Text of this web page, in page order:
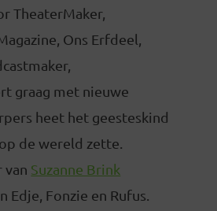
TheaterMaker,
Ons Erfdeel,
graag met nieuwe
heet het geesteskind
de wereld zette.
van Suzanne Brink
Edje, Fonzie en Rufus.